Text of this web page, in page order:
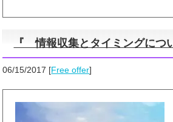
『 情報収集とタイミングに
06/15/2017 [Free offer]